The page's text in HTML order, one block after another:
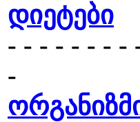
დიეტები
- - - - - - - -
-